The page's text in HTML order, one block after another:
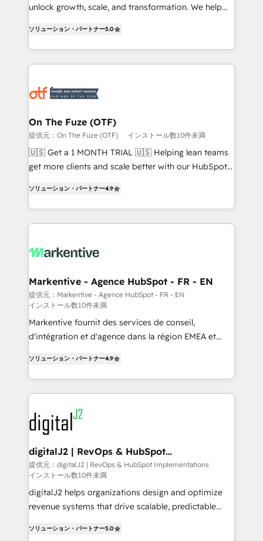
to automate growth. 🏆 Elite Excellence - 8 platform
expertise. - A team of 250+ experts dedicated to
your resilient growth.
unlock growth, scale, and transformation. We help
customer platform and operationalize HubSpot’s
Loop Marketing framework through expert-led
services, smart agents, and purpose-built apps,
results, fast. ⚙️CRM & RevOps: Align all Hubs to your
🎯Demand Gen & ABM: Drive pipeline with inbound,
ABM, AEO, SEO, & paid media. 👩‍💻Web Design:
Build high-performing websites with UX, messaging,
& conversion strategy that drive results. 🤖AI
AI, & maximize AEO with tailored AI services. 🧩
Integrations: Extend HubSpot with custom
ソリューション・パートナー5.0
On The Fuze (OTF)
提供元：On The Fuze (OTF) インストール数10件未満
🇺🇸 Get a 1 MONTH TRIAL 🇺🇸 Helping lean teams
get more clients and scale better with our HubSpot
Work With 🚀 We help lean, growing companies: -
Win more business - Reduce no-shows - Improve
lead & deal conversion rates - Scale with less
What do you get? 🤓 Our client's are too busy to
Personal Consultant + Tech Team to handle the
heavy lifting of mapping out AND building your ideal
system. + Get best practices and 'don't know what
you don't know' recommendations to maximize
conversions! OTF is an Elite Partner (top 1% of
Partner of the Year 💥 Trusted by 2,500+ companies
to help them scale and close more business, by
using HubSpot (the right way). ⭐️ Here's more info:
learn more!
ソリューション・パートナー4.9
Markentive - Agence HubSpot - FR - EN
提供元：Markentive - Agence HubSpot - FR - EN
インストール数10件未満
Markentive fournit des services de conseil,
d'intégration et d'agence dans la région EMEA et
marketing automation, Growth, Revops, CRM et
webdesign. Markentive is both a consulting firm, a
digital agency and an integrator. With over 115
experts in marketing automation, growth, revops,
CRM and webdesign (We focus on EMEA - USA
customers).
ソリューション・パートナー4.9
digitalJ2 | RevOps & HubSpot
Implementations
提供元：digitalJ2 | RevOps & HubSpot Implementations
インストール数10件未満
digitalJ2 helps organizations design and optimize
revenue systems that drive scalable, predictable
Partner, we specialize in both strategic RevOps
ソリューション・パートナー5.0